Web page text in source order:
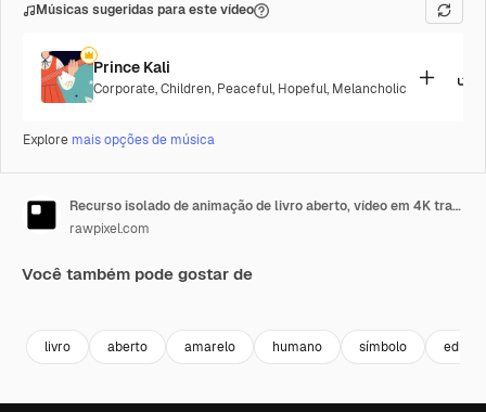
Músicas sugeridas para este vídeo
Prince Kali
Corporate,Children, Peaceful, Hopeful, Melancholic
Explore mais opções de música
Recurso isolado de animação de livro aberto, vídeo em 4K transparente, canal alfa, ProRes 4444
rawpixel.com
Você também pode gostar de
livro aberto amarelo humano símbolo